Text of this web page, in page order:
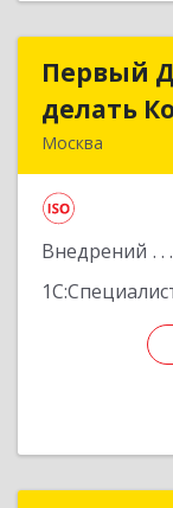
Первый
делать
Москва
Внедрений